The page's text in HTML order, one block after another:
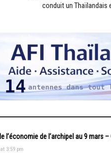
conduit un Thaïlandais
l’économie de l’archipel au 9 mars
3:59 pm